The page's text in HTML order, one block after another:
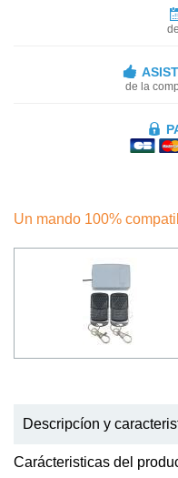
de la
Un mando 100%
Descripcíon y
Carácteristicas del